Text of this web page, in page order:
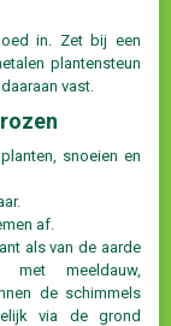
in. Zet bij een
plantensteun
vast.
snoeien en
af.
als van de aarde
met meeldauw,
de schimmels
via de grond